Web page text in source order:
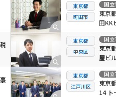
東京都
町田市
国立
東京
田KK
東京都
中央区
国立
東京
屋ビ
東京都
江戸川区
国立
東京
14 ト